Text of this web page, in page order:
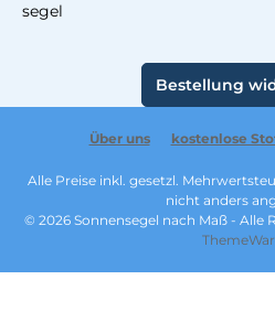
segel
Bestellung
Über uns kostenlose
Alle Preise inkl. gesetzl.
nicht anders
© 2026 Sonnensegel nach Maß - Alle